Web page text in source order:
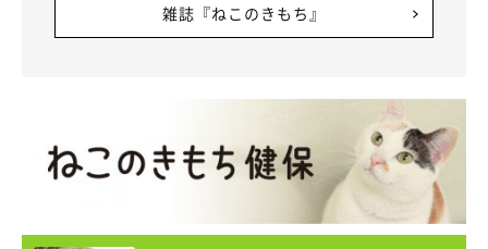
雑誌『ねこのきもち』